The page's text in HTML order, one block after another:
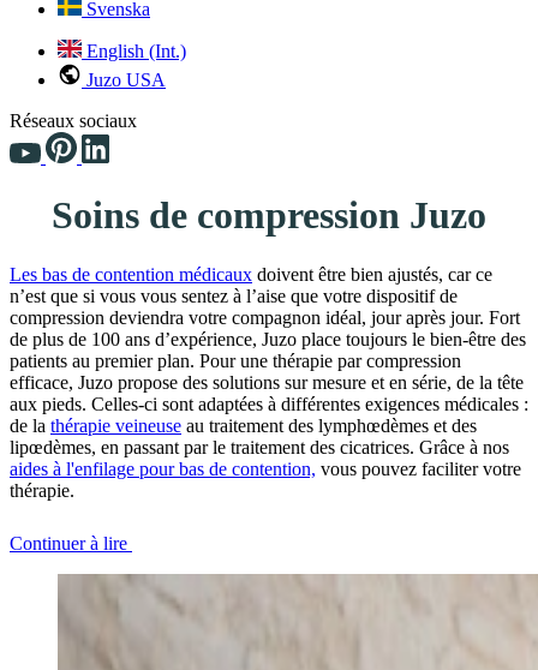
Svenska
English (Int.)
Juzo USA
Réseaux sociaux
Soins de compression Juzo
Les bas de contention médicaux doivent être bien ajustés, car ce
n’est que si vous vous sentez à l’aise que votre dispositif de
compression deviendra votre compagnon idéal, jour après jour. Fort
de plus de 100 ans d’expérience, Juzo place toujours le bien-être des
patients au premier plan. Pour une thérapie par compression
efficace, Juzo propose des solutions sur mesure et en série, de la tête
aux pieds. Celles-ci sont adaptées à différentes exigences médicales :
de la thérapie veineuse au traitement des lymphœdèmes et des
lipœdèmes, en passant par le traitement des cicatrices. Grâce à nos
aides à l'enfilage pour bas de contention, vous pouvez faciliter votre
thérapie.
Continuer à lire